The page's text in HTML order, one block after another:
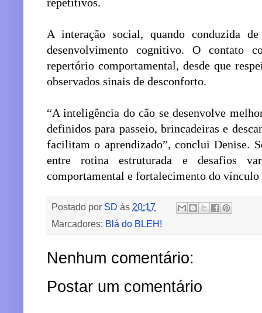
repetitivos.
A interação social, quando conduzida
desenvolvimento cognitivo. O contato
repertório comportamental, desde que
observados sinais de desconforto.
“A inteligência do cão se desenvolve
definidos para passeio, brincadeiras e
facilitam o aprendizado”, conclui Denise.
entre rotina estruturada e desafios
comportamental e fortalecimento do vínculo
Postado por SD às 20:17
Marcadores: Blá do BLEH!
Nenhum comentário:
Postar um comentário